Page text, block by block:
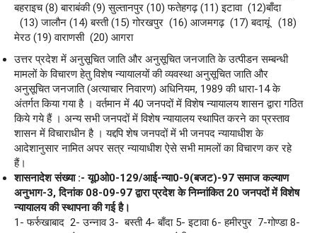
बहराइच (8) बाराबंकी (9) सुल्तानपुर (10) फतेहगढ़ (11) इटावा (12)बाँदा
(13) जालौन (14) बस्ती (15) गोरखपुर (16) आजमगढ़ (17) बदायूं (18)
मेरठ (19) वाराणसी (20) आगरा
उत्तर प्रदेश में अनुसूचित जाति और अनुसूचित जनजाति के उत्पीडन सम्बन्धी
मामलों के विचारण हेतु विशेष न्यायालयों की व्यवस्था अनुसूचित जाति और
अनुसूचित जनजाति (अत्याचार निवारण) अधिनियम, 1989 की धारा-14 के
अंतर्गत किया गया है । वर्तमान में 40 जनपदों में विशेष न्यायालय शासन द्वारा गठित
किये गये हैं । अन्य सभी जनपदों में विशेष न्यायालय स्थापित करने का प्रस्ताव
शासन में विचाराधीन है । यद्दपि शेष जनपदों में भी जनपद न्यायाधीश के
आदेशानुसार नामित अपर सत्र न्यायाधीश ऐसे सभी मामलों का विचारण कर रहे
हैं।
शासनादेश संख्या :- यू0ओ0-129/आई-न्या0-9(बजट)-97 समाज कल्याण
अनुभाग-3, दिनांक 08-09-97 द्वारा प्रदेश के निम्नांकित 20 जनपदों में विशेष
न्यायालय की स्थापना की गई है।
1- फर्रुखाबाद 2- उन्नाव 3- बस्ती 4- बाँदा 5- इटावा 6- हमीरपुर 7-गोण्डा 8-